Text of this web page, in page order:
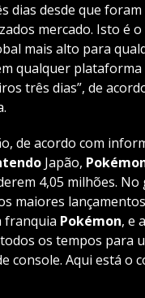
dias desde que foram
mercado. Isto é o
mais alto para
qualquer plataforma
três dias”, de
de acordo com
Japão,
4,05 milhões. No
maiores
franquia Pokémon, e
os tempos para
console. Aqui está o